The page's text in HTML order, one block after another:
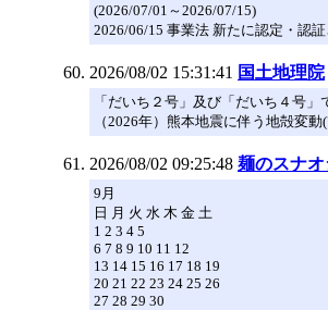
(2026/07/01～2026/07/15)
2026/06/15 事業法 新たに認定・認
2026/08/02 15:31:41 国土地理院
「だいち２号」及び「だいち４号」
（2026年）熊本地震に伴う地殻変動
2026/08/02 09:25:48 麺のスナオ
9月
日 月 火 水 木 金 土
1 2 3 4 5
6 7 8 9 10 11 12
13 14 15 16 17 18 19
20 21 22 23 24 25 26
27 28 29 30